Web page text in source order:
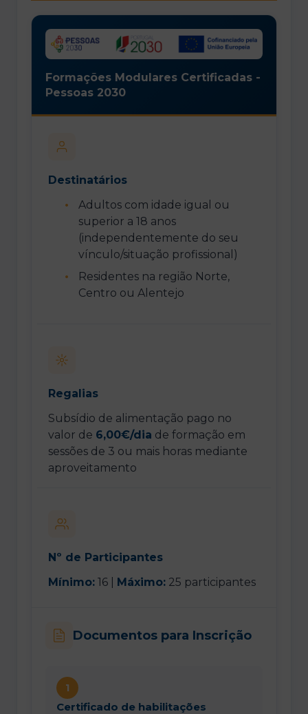
Formações Modulares Certificadas -
Pessoas 2030
Destinatários
Adultos com idade igual ou
superior a 18 anos
(independentemente do seu
vínculo/situação profissional)
Residentes na região Norte,
Centro ou Alentejo
Regalias
Subsídio de alimentação pago no
valor de 6,00€/dia de formação em
sessões de 3 ou mais horas mediante
aproveitamento
Nº de Participantes
Mínimo: 16 | Máximo: 25 participantes
Documentos para Inscrição
1
Certificado de habilitações